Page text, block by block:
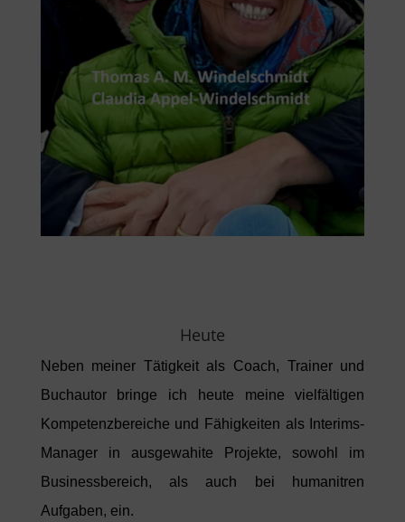
Heute
Neben meiner Tätigkeit als Coach, Trainer und
Buchautor bringe ich heute meine vielfältigen
Kompetenzbereiche und Fähigkeiten als Interims-
Manager in ausgewahite Projekte, sowohl im
Businessbereich, als auch bei humanitren
Aufgaben, ein.